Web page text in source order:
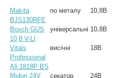
Makita
BJS130RFE
по металу 10,8В
Bosch GUS
10,8 V-LI
універсальні 10,8В
Vitals
Professional
Ali 1818P BS
висічні 18В
Midori 24V секатор 24В